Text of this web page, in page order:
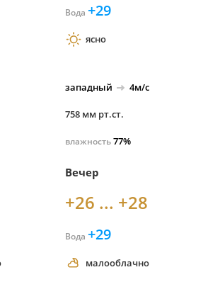
Вода +29
ясно
западный 4м/с
758 мм рт.ст.
влажность77%
Вечер
+26 ... +28
Вода +29
малооблачно